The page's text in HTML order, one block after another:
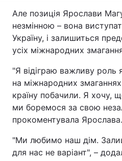
Тема оформлення
Але позиція Ярослави
незмінною – вона
Україну, і залишиться
усіх міжнародних
"Я відіграю важливу роль
на міжнародних
країну побачили. Я хочу,
ми боремося за свою
прокоментувала Ярослава.
"Ми любимо наш дім.
для нас не варіант", –